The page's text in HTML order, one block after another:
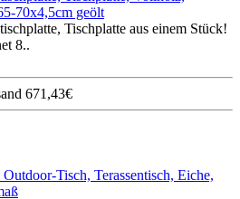
70x4,5cm geölt
Tischplatte aus einem Stück!
8..
671,43€